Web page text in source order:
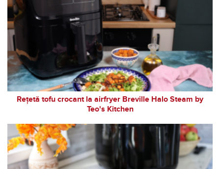
Rețetă tofu crocant la airfryer Breville Halo Steam by
Teo's Kitchen